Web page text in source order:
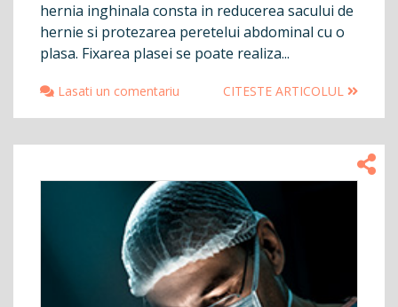
hernia inghinala consta in reducerea sacului de
hernie si protezarea peretelui abdominal cu o
plasa. Fixarea plasei se poate realiza...
Lasati un comentariu CITESTE ARTICOLUL